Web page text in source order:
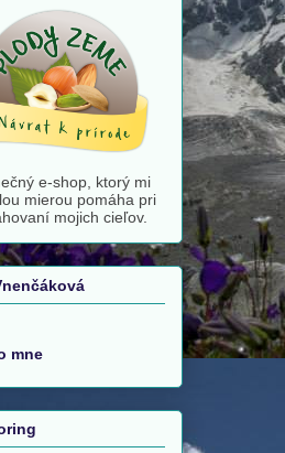
e-shop, ktorý mi
mierou pomáha pri
mojich cieľov.
mne